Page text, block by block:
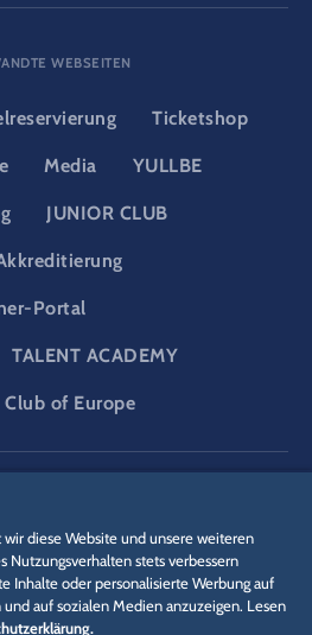
WEBSEITEN
Ticketshop
Media YULLBE
JUNIOR CLUB
Portal
TALENT ACADEMY
of Europe
diese Website und unsere weiteren
Nutzungsverhalten stets verbessern
Inhalte oder personalisierte Werbung auf
auf sozialen Medien anzuzeigen. Lesen